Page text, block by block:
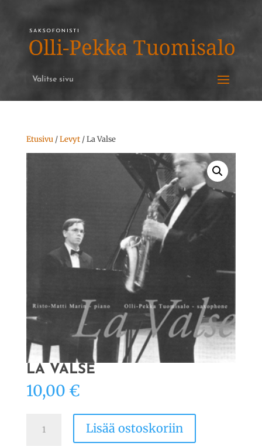
Valitse sivu
Etusivu/Levyt/ La Valse
LA VALSE
10,00 €
Valse
Lisää ostoskoriin